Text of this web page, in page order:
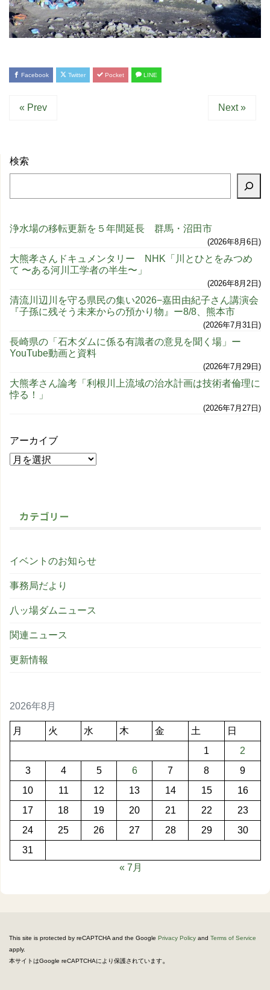
Facebook Twitter Pocket LINE
« Prev Next »
検索
浄水場の移転更新を５年間延長 群馬・沼田市
2026年8月6日
大熊孝さんドキュメンタリー NHK「川とひとをみつめ
て 〜ある河川工学者の半生〜」
2026年8月2日
清流川辺川を守る県民の集い2026−嘉田由紀子さん講演会
『子孫に残そう未来からの預かり物』ー8/8、熊本市
2026年7月31日
長崎県の「石木ダムに係る有識者の意見を聞く場」ー
YouTube動画と資料
2026年7月29日
大熊孝さん論考「利根川上流域の治水計画は技術者倫理に
悖る！」
2026年7月27日
アーカイブ
カテゴリー
イベントのお知らせ
事務局だより
八ッ場ダムニュース
関連ニュース
更新情報
2026年8月
月 火 水 木 金 土
日
1
2
3
4 5 6 7 8
9
10
11 12 13 14 15
16
17
18 19 20 21 22
23
24
25 26 27 28 29
30
31
« 7月
This site is protected by reCAPTCHA and the Google Privacy Policy and Terms of Service
apply.
本サイトはGoogle reCAPTCHAにより保護されています。